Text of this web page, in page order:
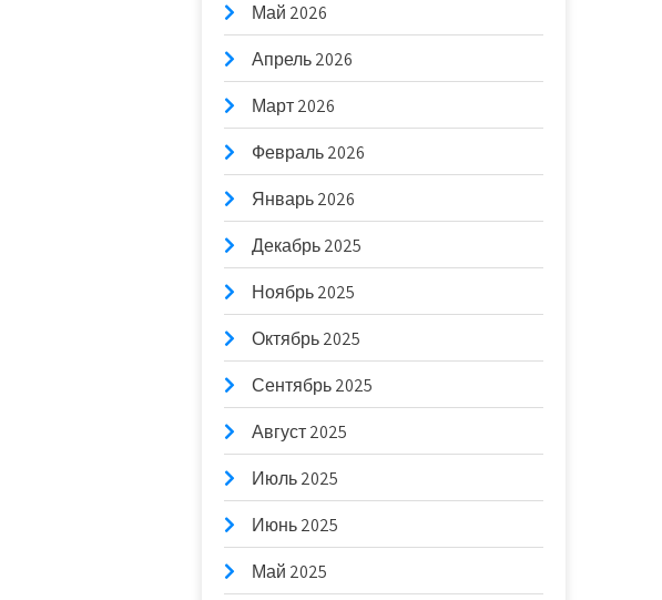
Май 2026
Апрель 2026
Март 2026
Февраль 2026
Январь 2026
Декабрь 2025
Ноябрь 2025
Октябрь 2025
Сентябрь 2025
Август 2025
Июль 2025
Июнь 2025
Май 2025